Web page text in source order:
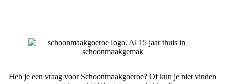
Heb je een vraag voor Schoonmaakgoeroe? Of kun je niet vinden